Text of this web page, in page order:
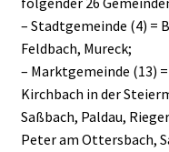
– Stadtgemeinde (4) =
Feldbach, Mureck;
– Marktgemeinde (13)
Kirchbach in der
Saßbach, Paldau,
Peter am Ottersbach,